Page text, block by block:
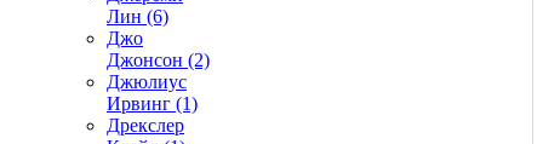
Лин (6)
Джо
Джонсон (2)
Джюлиус
Ирвинг (1)
Дрекслер